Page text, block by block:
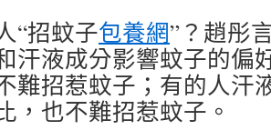
“招蚊子包養網”？趙彤
汗液成分影響蚊子的偏
難招惹蚊子；有的人汗
，也不難招惹蚊子。